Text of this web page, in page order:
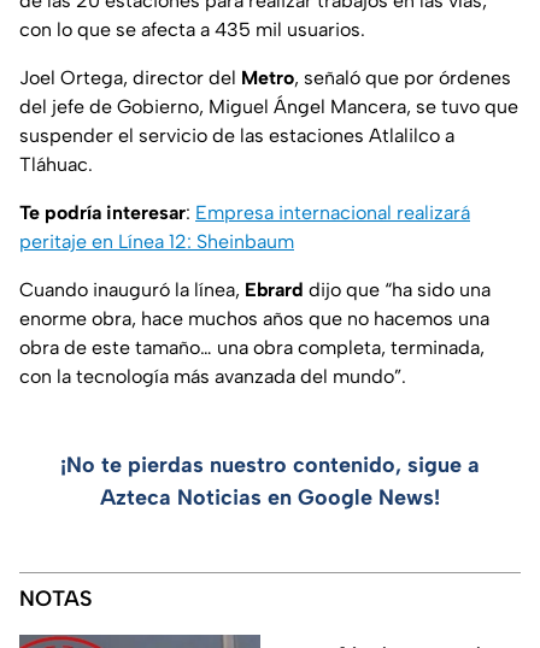
con lo que se afecta a 435 mil usuarios.
Joel Ortega, director del Metro, señaló que por órdenes
del jefe de Gobierno, Miguel Ángel Mancera, se tuvo que
suspender el servicio de las estaciones Atlalilco a
Tláhuac.
Te podría interesar: Empresa internacional realizará
peritaje en Línea 12: Sheinbaum
Cuando inauguró la línea, Ebrard dijo que “ha sido una
enorme obra, hace muchos años que no hacemos una
obra de este tamaño… una obra completa, terminada,
con la tecnología más avanzada del mundo”.
¡No te pierdas nuestro contenido, sigue a
Azteca Noticias en Google News!
NOTAS